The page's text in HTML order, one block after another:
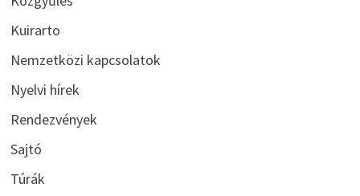
Kuirarto
Nemzetközi kapcsolatok
Nyelvi hírek
Rendezvények
Sajtó
Túrák